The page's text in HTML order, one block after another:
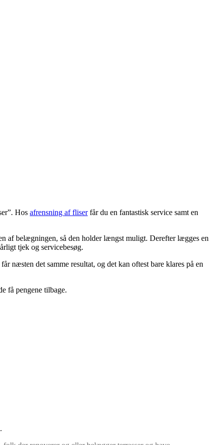
Hos afrensning af fliserfår du en fantastisk service samt en
af belægningen, så den holder længst muligt. Derefter lægges en
tjek og servicebesøg.
næsten det samme resultat, og det kan oftest bare klares på en
få pengene tilbage.